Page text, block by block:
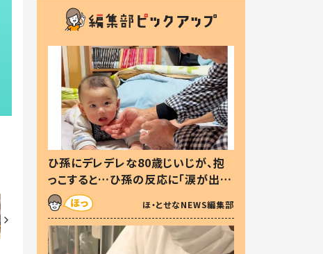
ひ孫にデレデレな80歳じいじが、抱
っこすると…ひ孫の反応に「涙が出ま
した」「可愛くて仕方ない」
ほ・とせなNEWS編集部